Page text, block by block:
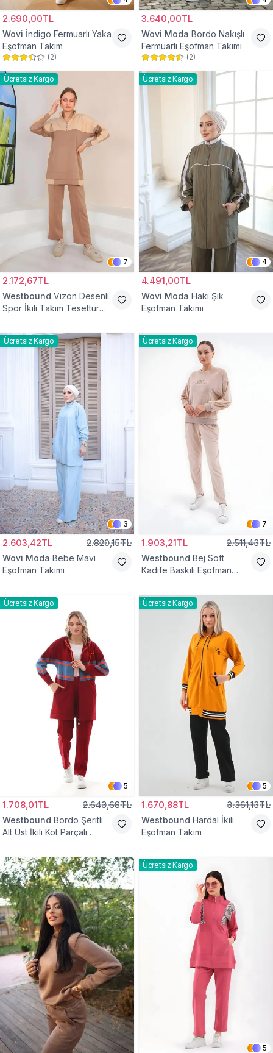
2.690,00TL
Wovi İndigo Fermuarlı Yaka
Eşofman Takım
(2)
3.640,00TL
Wovi Moda Bordo Nakışlı
Fermuarlı Eşofman Takımı
(2)
Ücretsiz Kargo
7
2.172,67TL
Westbound Vizon Desenli
Spor İkili Takım Tesettür
Ücretsiz Kargo
4
4.491,00TL
Wovi Moda Haki Şık
Eşofman Takımı
Ücretsiz Kargo
3
2.603,42TL 2.820,15TL
Wovi Moda Bebe Mavi
Eşofman Takımı
Ücretsiz Kargo
7
1.903,21TL 2.511,43TL
Westbound Bej Soft
Kadife Baskılı Eşofman
Ücretsiz Kargo
5
1.708,01TL 2.643,68TL
Westbound Bordo Şeritli
Alt Üst İkili Kot Parçalı
Ücretsiz Kargo
5
1.670,88TL 3.361,13TL
Westbound Hardal İkili
Eşofman Takım
Ücretsiz Kargo
5